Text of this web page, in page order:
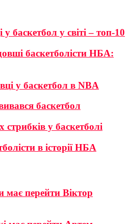
баскетбол у світі – топ-10
баскетболісти НБА:
у баскетбол в NBA
баскетбол
у баскетболі
в історії НБА
має перейти Віктор